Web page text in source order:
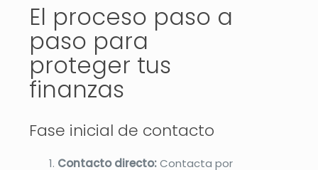
El proceso paso a
paso para
proteger tus
finanzas
Fase inicial de contacto
Contacto directo:Contacta por